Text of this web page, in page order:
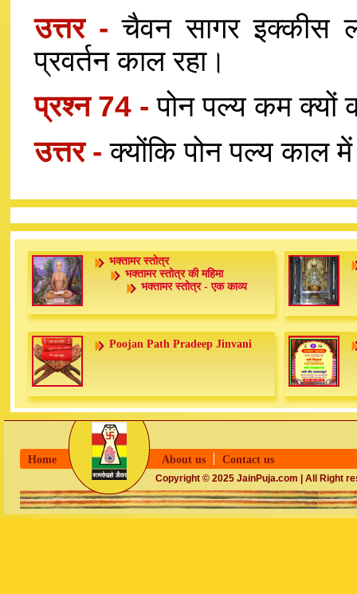
उत्तर -चैवन सागर इक्कीस
प्रवर्तन काल रहा।
प्रश्न 74 -पोन पल्य कम क्यों
उत्तर -क्योंकि पोन पल्य काल में
भक्तामर स्तोत्र
भक्तामर स्तोत्र की महिमा
भक्तामर स्तोत्र - एक काव्य
Poojan Path Pradeep Jinvani
Home About us Contact us
Copyright © 2025 JainPuja.com | All Right